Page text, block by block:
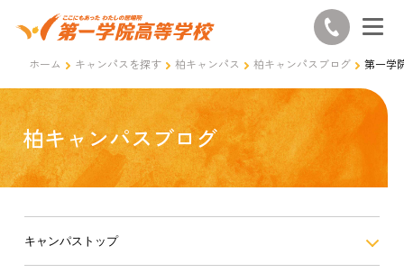
ホーム キャンパスを探す 柏キャンパス 柏キャンパスブログ 第一学
柏キャンパスブログ
キャンパストップ